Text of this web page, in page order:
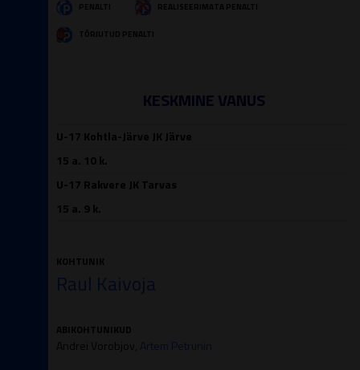
PENALTI REALISEERIMATA PENALTI
TÕRJUTUD PENALTI
KESKMINE VANUS
U-17 Kohtla-Järve JK Järve
15 a. 10 k.
U-17 Rakvere JK Tarvas
15 a. 9 k.
KOHTUNIK
Raul Kaivoja
ABIKOHTUNIKUD
Andrei Vorobjov, Artem Petrunin